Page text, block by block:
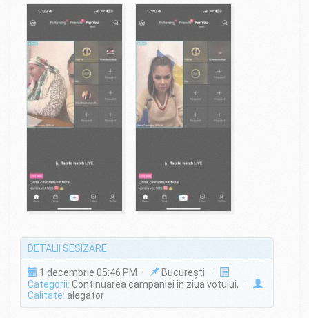
DETALII SESIZARE
1 decembrie 05:46 PM ·
București ·
Categorii: Continuarea campaniei în ziua votului,
·
Calitate: alegator